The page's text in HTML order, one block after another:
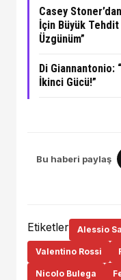
Casey
İçin Büyük Tehdit
Üzgünüm”
Di Giannantonio:
İkinci Gücü!”
Bu haberi paylaş
Etiketler Alessio
Valentino Rossi
Nicolo Bulega